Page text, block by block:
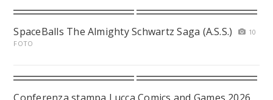
SpaceBalls The Almighty Schwartz Saga (A.S.S.)
10
FOTO